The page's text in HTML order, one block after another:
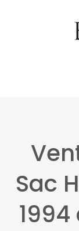
Sac